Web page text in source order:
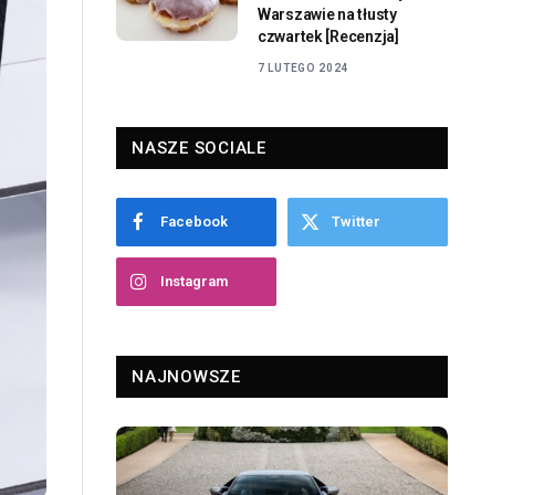
Warszawie na tłusty
czwartek [Recenzja]
7 LUTEGO 2024
NASZE SOCIALE
Facebook Twitter
Instagram
NAJNOWSZE